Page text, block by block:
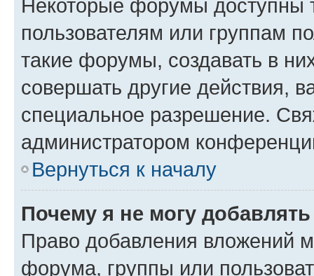
Некоторые форумы доступны
пользователям или группам
такие форумы, создавать в
совершать другие действия,
специальное разрешение.
администратором
Вернуться к началу
Почему я не могу
Право добавления вложений
форума, группы или